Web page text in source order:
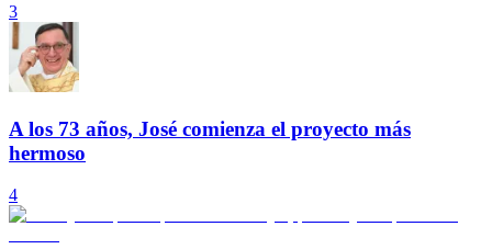
3
A los 73 años, José comienza el proyecto más
hermoso
4